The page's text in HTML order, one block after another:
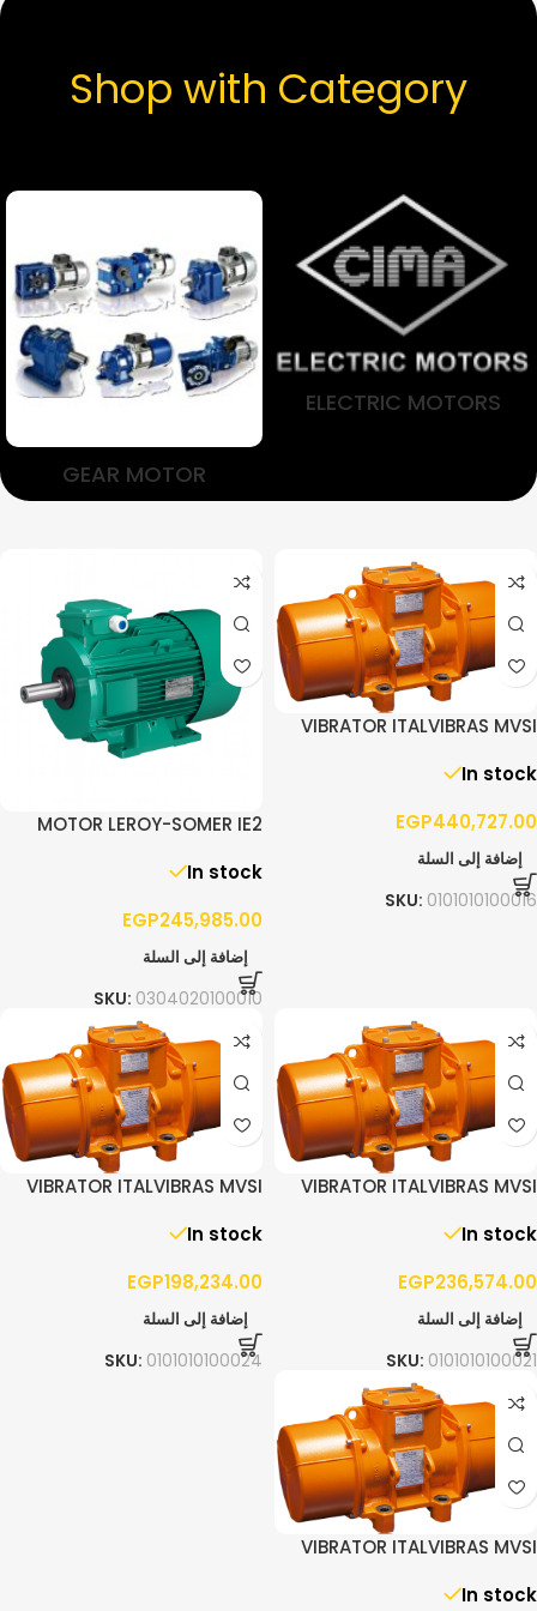
Shop with Category
ELECTRIC MOTORS
GEAR MOTOR
VIBRATOR ITALVIBRAS MVSI
In stock
EGP440,727.00
إضافة إلى السلة
SKU: 0101010100016
MOTOR LEROY-SOMER IE2
B3
In stock
EGP245,985.00
إضافة إلى السلة
SKU: 0304020100010
VIBRATOR ITALVIBRAS MVSI
In stock
EGP236,574.00
إضافة إلى السلة
SKU: 0101010100021
VIBRATOR ITALVIBRAS MVSI
In stock
EGP198,234.00
إضافة إلى السلة
SKU: 0101010100024
VIBRATOR ITALVIBRAS MVSI
In stock